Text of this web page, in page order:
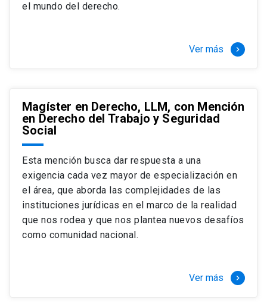
el mundo del derecho.
Ver más keyboard_arrow_right
Magíster en Derecho, LLM, con Mención
en Derecho del Trabajo y Seguridad
Social
Esta mención busca dar respuesta a una
exigencia cada vez mayor de especialización en
el área, que aborda las complejidades de las
instituciones jurídicas en el marco de la realidad
que nos rodea y que nos plantea nuevos desafíos
como comunidad nacional.
Ver más keyboard_arrow_right